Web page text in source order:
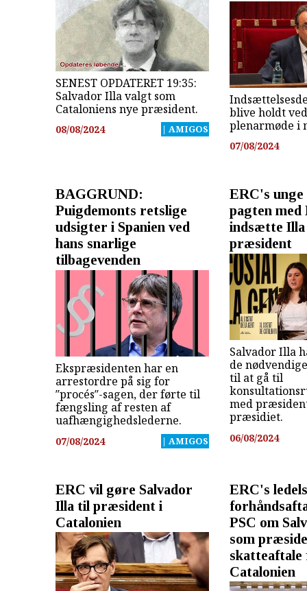
SENEST OPDATERET 19:35:
Salvador Illa valgt som
Cataloniens nye præsident.
08/08/2024 | AMIGOS
blive holdt
plenarmøde i
07/08/2024
BAGGRUND:
Puigdemonts retslige
udsigter i Spanien ved
hans snarlige
tilbagevenden
Ekspræsidenten har en
arrestordre på sig for
″procés″-sagen, der førte til
fængsling af resten af
uafhængighedslederne.
07/08/2024 | AMIGOS
ERC's
pagten med
indsætte Illa
præsident
Salvador Illa
de
til at gå til
med
præsidiet.
06/08/2024
ERC vil gøre Salvador
Illa til præsident i
Catalonien
ERC's
PSC om
som
skatteaftale
Catalonien